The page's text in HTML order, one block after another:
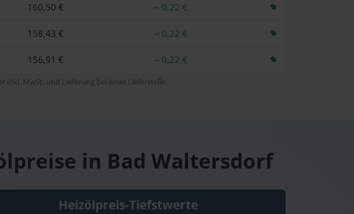
160,50 € – 0,22 €
158,43 € – 0,22 €
156,91 € – 0,22 €
inkl. MwSt. und Lieferung bei einer Lieferstelle.
in Bad Waltersdorf
Heizölpreis-Tiefstwerte